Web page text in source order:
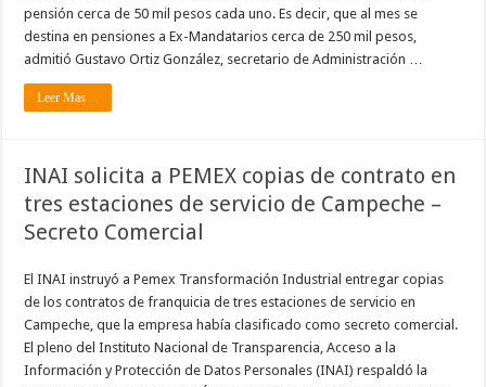
pensión cerca de 50 mil pesos cada uno. Es decir, que al mes se
destina en pensiones a Ex-Mandatarios cerca de 250 mil pesos,
admitió Gustavo Ortiz González, secretario de Administración …
Leer Mas ...
INAI solicita a PEMEX copias de contrato en
tres estaciones de servicio de Campeche –
Secreto Comercial
El INAI instruyó a Pemex Transformación Industrial entregar copias
de los contratos de franquicia de tres estaciones de servicio en
Campeche, que la empresa había clasificado como secreto comercial.
El pleno del Instituto Nacional de Transparencia, Acceso a la
Información y Protección de Datos Personales (INAI) respaldó la